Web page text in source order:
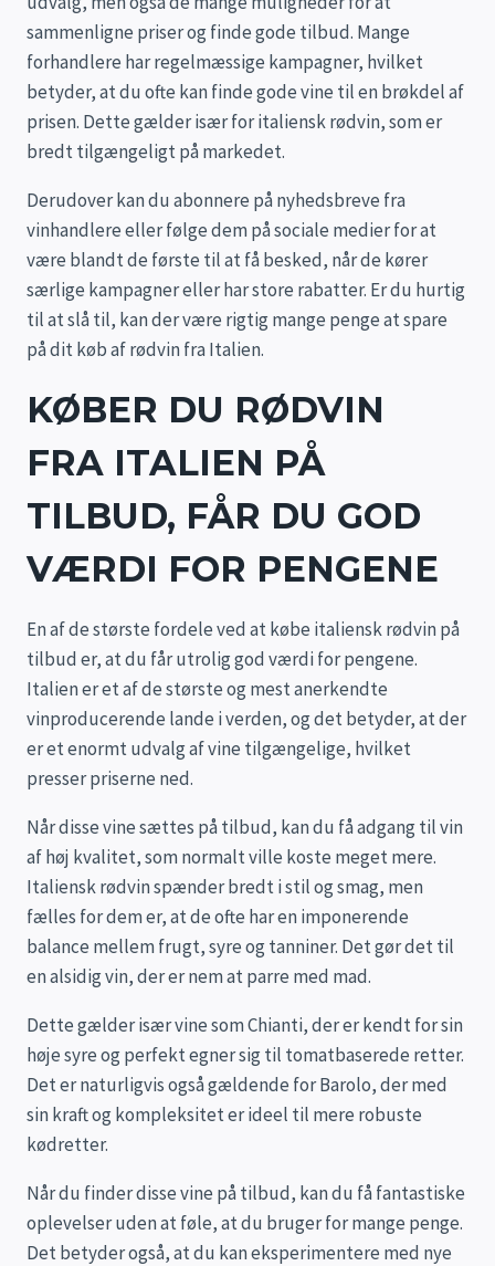
sammenligne priser og finde gode tilbud. Mange
forhandlere har regelmæssige kampagner, hvilket
betyder, at du ofte kan finde gode vine til en brøkdel af
prisen. Dette gælder især for italiensk rødvin, som er
bredt tilgængeligt på markedet.
Derudover kan du abonnere på nyhedsbreve fra
vinhandlere eller følge dem på sociale medier for at
være blandt de første til at få besked, når de kører
særlige kampagner eller har store rabatter. Er du hurtig
til at slå til, kan der være rigtig mange penge at spare
på dit køb af rødvin fra Italien.
KØBER DU RØDVIN
FRA ITALIEN PÅ
TILBUD, FÅR DU GOD
VÆRDI FOR PENGENE
En af de største fordele ved at købe italiensk rødvin på
tilbud er, at du får utrolig god værdi for pengene.
Italien er et af de største og mest anerkendte
vinproducerende lande i verden, og det betyder, at der
er et enormt udvalg af vine tilgængelige, hvilket
presser priserne ned.
Når disse vine sættes på tilbud, kan du få adgang til vin
af høj kvalitet, som normalt ville koste meget mere.
Italiensk rødvin spænder bredt i stil og smag, men
fælles for dem er, at de ofte har en imponerende
balance mellem frugt, syre og tanniner. Det gør det til
en alsidig vin, der er nem at parre med mad.
Dette gælder især vine som Chianti, der er kendt for sin
høje syre og perfekt egner sig til tomatbaserede retter.
Det er naturligvis også gældende for Barolo, der med
sin kraft og kompleksitet er ideel til mere robuste
kødretter.
Når du finder disse vine på tilbud, kan du få fantastiske
oplevelser uden at føle, at du bruger for mange penge.
Det betyder også, at du kan eksperimentere med nye